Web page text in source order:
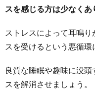
スを感じる方は少なくあ
ストレスによって耳鳴
スを受けるという悪循環
良質な睡眠や趣味に没
スを解消させましょう。